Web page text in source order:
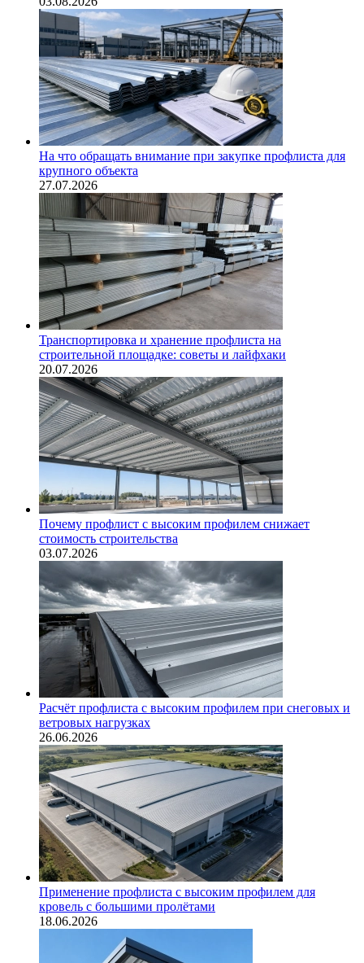
На что обращать внимание при закупке профлиста для
крупного объекта
27.07.2026
Транспортировка и хранение профлиста на
строительной площадке: советы и лайфхаки
20.07.2026
Почему профлист с высоким профилем снижает
стоимость строительства
03.07.2026
Расчёт профлиста с высоким профилем при снеговых и
ветровых нагрузках
26.06.2026
Применение профлиста с высоким профилем для
кровель с большими пролётами
18.06.2026